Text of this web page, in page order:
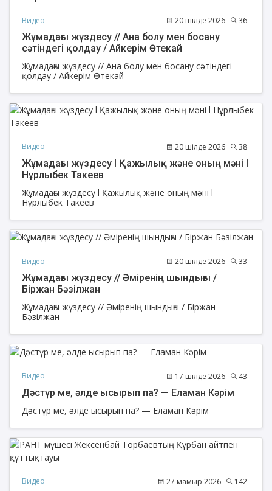
Видео 20 шілде 2026 36
Жұмадағы жүздесу // Ана болу мен босану
сәтіндегі қолдау / Айкерім Өтекай
Жұмадағы жүздесу // Ана болу мен босану сәтіндегі
қолдау / Айкерім Өтекай
Видео 20 шілде 2026 38
Жұмадағы жүздесу l Қажылық және оның мәні l
Нұрлыбек Такеев
Жұмадағы жүздесу l Қажылық және оның мәні l
Нұрлыбек Такеев
Видео 20 шілде 2026 33
Жұмадағы жүздесу // Әміренің шындығы /
Біржан Бәзілжан
Жұмадағы жүздесу // Әміренің шындығы / Біржан
Бәзілжан
Видео 17 шілде 2026 43
Дәстүр ме, әлде ысырып па? — Еламан Кәрім
Дәстүр ме, әлде ысырып па? — Еламан Кәрім
Видео 27 мамыр 2026 142